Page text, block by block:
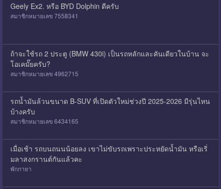
Geely Ex2. หรือ BYD Dolphin ดีครับ
สมาชิกหมายเลข 7558341
ถ้าจะใช้รถ 2 ประตู (BMW 430i) เป็นรถหลักและคันเดียวในบ้าน จะ
โอเคมั๊ยครับ?
สมาชิกหมายเลข 4962715
รถน้ำมันล้วนขนาด B-SUV ที่เปิดตัวใหม่ช่วงปี 2025-2026 มีรุ่นไหน
บ้างครับ
สมาชิกหมายเลข 6434165
เมื่อเช้า รถบนถนนน้อยลง เขาไม่ขับรถเพราะประหยัดน้ำมัน หรือเริ่
มลาสงกรานต์กันแล้วคะ
พักกายา